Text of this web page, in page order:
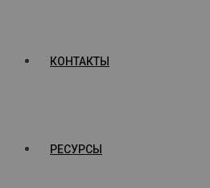
КОНТАКТЫ
РЕСУРСЫ